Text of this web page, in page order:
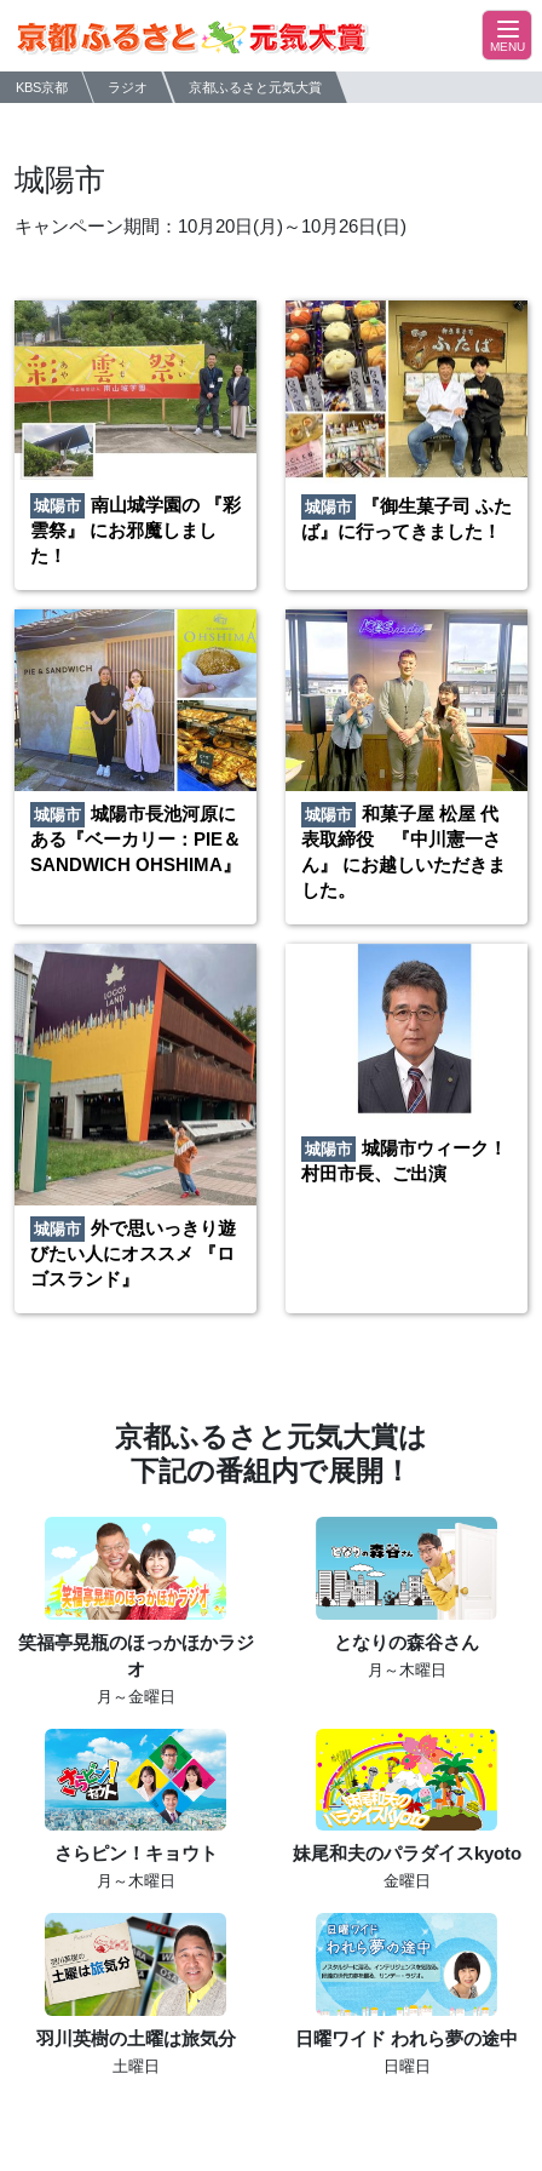
KBS京都 ラジオ 京都ふるさと元気大賞
城陽市
キャンペーン期間：10月20日(月)～10月26日(日)
城陽市 南山城学園の 『彩
雲祭』 にお邪魔しまし
た！
城陽市
『御生菓子司 ふた
ば』に行ってきました！
城陽市 城陽市長池河原に
ある『ベーカリー：PIE＆
SANDWICH OHSHIMA』
城陽市 和菓子屋 松屋 代
表取締役 『中川憲一さ
ん』 にお越しいただきま
した。
城陽市 外で思いっきり遊
びたい人にオススメ 『ロ
ゴスランド』
城陽市 城陽市ウィーク！
村田市長、ご出演
京都ふるさと元気大賞は
下記の番組内で展開！
笑福亭晃瓶のほっかほかラジ
オ
月～金曜日
となりの森谷さん
月～木曜日
さらピン！キョウト
月～木曜日
妹尾和夫のパラダイスkyoto
金曜日
羽川英樹の土曜は旅気分
土曜日
日曜ワイド われら夢の途中
日曜日